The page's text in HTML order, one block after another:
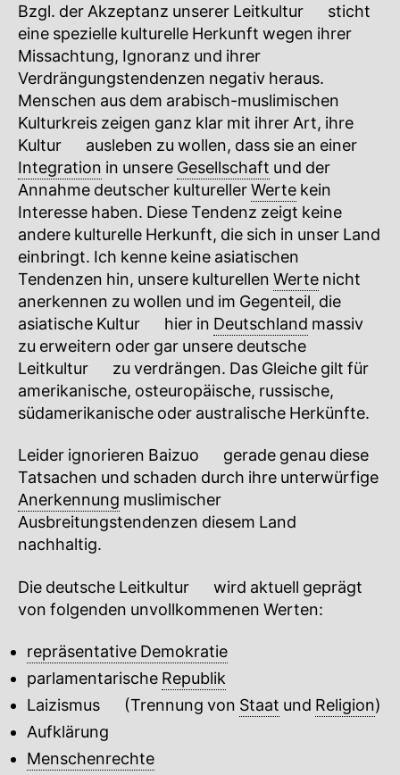
Bzgl. der Akzeptanz unserer Leitkultur
sticht
eine spezielle kulturelle Herkunft wegen ihrer
Missachtung, Ignoranz und ihrer
Verdrängungstendenzen negativ heraus.
Menschen aus dem arabisch-muslimischen
Kulturkreis zeigen ganz klar mit ihrer Art, ihre
Kultur
ausleben zu wollen, dass sie an einer
Integration in unsere Gesellschaft und der
Annahme deutscher kulturellerWerte kein
Interesse haben. Diese Tendenz zeigt keine
andere kulturelle Herkunft, die sich in unser Land
einbringt. Ich kenne keine asiatischen
Tendenzen hin, unsere kulturellen Werte nicht
anerkennen zu wollen und im Gegenteil, die
asiatische Kultur hier in Deutschland massiv
zu erweitern oder gar unsere deutsche
Leitkultur
zu verdrängen. Das Gleiche gilt für
amerikanische, osteuropäische, russische,
südamerikanische oder australische Herkünfte.
Leider ignorieren Baizuo
gerade genau diese
Tatsachen und schaden durch ihre unterwürfige
Anerkennung muslimischer
Ausbreitungstendenzen diesem Land
nachhaltig.
Die deutsche Leitkultur
wird aktuell geprägt
von folgenden unvollkommenen Werten:
repräsentative Demokratie
parlamentarische Republik
Laizismus
(Trennung von Staat und Religion)
Aufklärung
Menschenrechte